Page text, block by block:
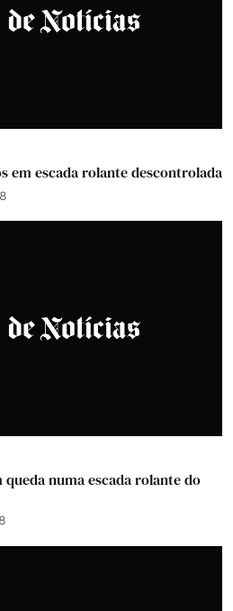
em escada rolante descontrolada
queda numa escada rolante do